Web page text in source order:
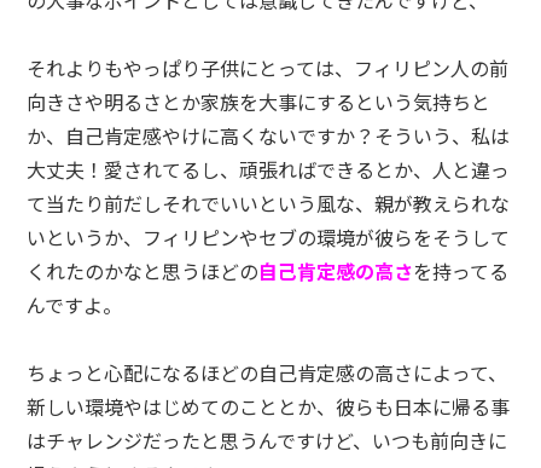
それよりもやっぱり子供にとっては、フィリピン人の前
向きさや明るさとか家族を大事にするという気持ちと
か、自己肯定感やけに高くないですか？そういう、私は
大丈夫！愛されてるし、頑張ればできるとか、人と違っ
て当たり前だしそれでいいという風な、親が教えられな
いというか、フィリピンやセブの環境が彼らをそうして
くれたのかなと思うほどの自己肯定感の高さを持ってる
んですよ。
ちょっと心配になるほどの自己肯定感の高さによって、
新しい環境やはじめてのこととか、彼らも日本に帰る事
はチャレンジだったと思うんですけど、いつも前向きに